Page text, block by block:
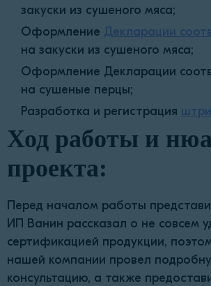
закуски из сушеного мяса;
Оформление Декларации
на закуски из сушеного мяса;
Оформление Декларации
на сушеные перцы;
Разработка и регистрация
Ход работы и
проекта:
Перед началом работы
ИП Ванин рассказал о не совсем
сертификацией продукции,
нашей компании провел
консультацию, а также